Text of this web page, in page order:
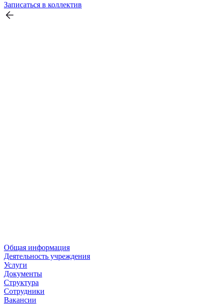
Записаться в коллектив
Общая информация
Деятельность учреждения
Услуги
Документы
Структура
Сотрудники
Вакансии